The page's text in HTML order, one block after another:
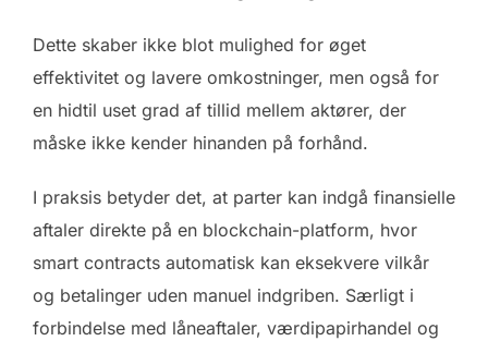
Dette skaber ikke blot mulighed for øget
effektivitet og lavere omkostninger, men også for
en hidtil uset grad af tillid mellem aktører, der
måske ikke kender hinanden på forhånd.
I praksis betyder det, at parter kan indgå finansielle
aftaler direkte på en blockchain-platform, hvor
smart contracts automatisk kan eksekvere vilkår
og betalinger uden manuel indgriben. Særligt i
forbindelse med låneaftaler, værdipapirhandel og